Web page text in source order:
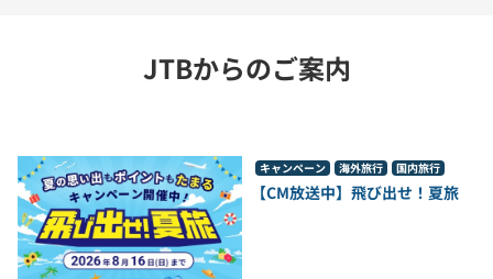
JTBからのご案内
キャンペーン 海外旅行 国内旅行
【CM放送中】飛び出せ！夏旅